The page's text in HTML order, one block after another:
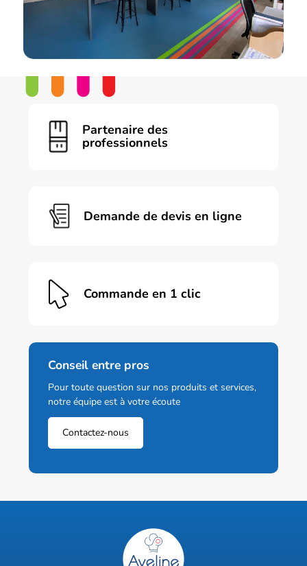
Partenaire des
professionnels
Demande de devis en ligne
Commande en 1 clic
Conseil entre pros
Pour toute question sur nos produits et services,
notre équipe est à votre écoute
Contactez-nous